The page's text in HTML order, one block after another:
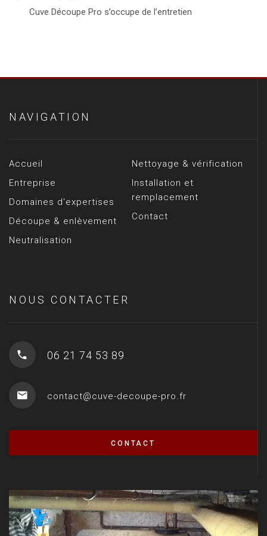
Cuve Découpe Pro s’occupe de l’entretien
NAVIGATION
Accueil
Entreprise
Domaines d'expertises
Découpe & enlèvement
Neutralisation
Nettoyage & vérification
Installation et
remplacement
Contact
NOUS CONTACTER
06 21 74 53 89
contact@cuve-decoupe-pro.fr
CONTACT